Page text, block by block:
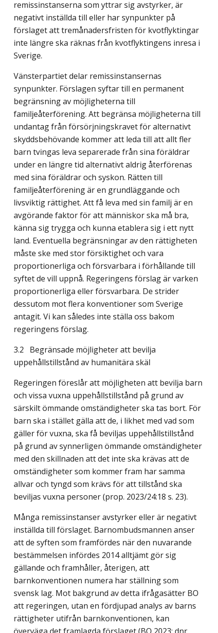
remissinstanserna som yttrar sig avstyrker, är
negativt inställda till eller har synpunkter på
förslaget att tremånaders­fristen för kvotflyktingar
inte längre ska räknas från kvotflyktingens inresa i
Sverige.
Vänsterpartiet delar remissinstansernas
synpunkter. Förslagen syftar till en perma­nent
begränsning av möjligheterna till
familjeåterförening. Att begränsa möjligheterna till
undantag från försörjningskravet för alternativt
skyddsbehövande kommer att leda till att allt fler
barn tvingas leva separerade från sina föräldrar
under en längre tid alternativt aldrig återförenas
med sina föräldrar och syskon. Rätten till
familjeåterförening är en grundläggande och
livsviktig rättighet. Att få leva med sin familj är en
avgörande faktor för att människor ska må bra,
känna sig trygga och kunna etablera sig i ett nytt
land. Eventuella begränsningar av den rättigheten
måste ske med stor försiktighet och vara
proportionerliga och försvarbara i förhållande till
syftet de vill uppnå. Regeringens förslag är varken
proportionerliga eller försvarbara. De strider
dessutom mot flera kon­ventioner som Sverige
antagit. Vi kan således inte ställa oss bakom
regeringens förslag.
3.2 Begränsade möjligheter att bevilja
uppehållstillstånd av humanitära skäl
Regeringen föreslår att möjligheten att bevilja barn
och vissa vuxna uppehållstillstånd på grund av
särskilt ömmande omständigheter ska tas bort. För
barn ska i stället gälla att de, i likhet med vad som
gäller för vuxna, ska få beviljas uppehållstillstånd
på grund av synnerligen ömmande omständigheter
med den skillnaden att det inte ska krävas att de
omständigheter som kommer fram har samma
allvar och tyngd som krävs för att tillstånd ska
beviljas vuxna personer (prop. 2023/24:18 s. 23).
Många remissinstanser avstyrker eller är negativt
inställda till förslaget. Barnombuds­mannen anser
att de syften som framfördes när den nuvarande
bestämmelsen infördes 2014 alltjämt gör sig
gällande och framhåller, återigen, att
barnkonventionen numera har ställning som
svensk lag. Mot bakgrund av detta ifrågasätter BO
att regeringen, utan en fördjupad analys av barns
rättigheter utifrån barnkonventionen, kan